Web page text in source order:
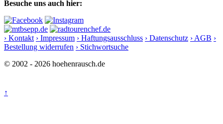
Besuche uns auch hier:
› Kontakt › Impressum › Haftungsausschluss › Datenschutz › AGB ›
Bestellung widerrufen › Stichwortsuche
© 2002 - 2026 hoehenrausch.de
↑